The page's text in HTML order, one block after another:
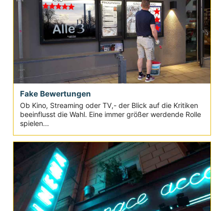
Fake Bewertungen
Ob Kino, Streaming oder TV,- der Blick auf die Kritiken
beeinflusst die Wahl. Eine immer größer werdende Rolle
spielen...